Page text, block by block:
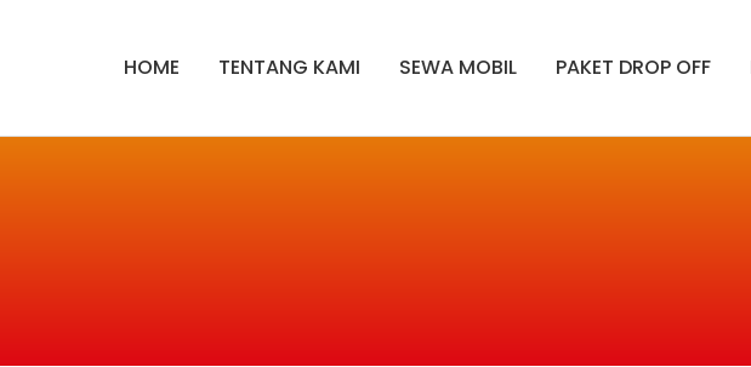
HOME TENTANG KAMI SEWA MOBIL PAKET DROP OFF